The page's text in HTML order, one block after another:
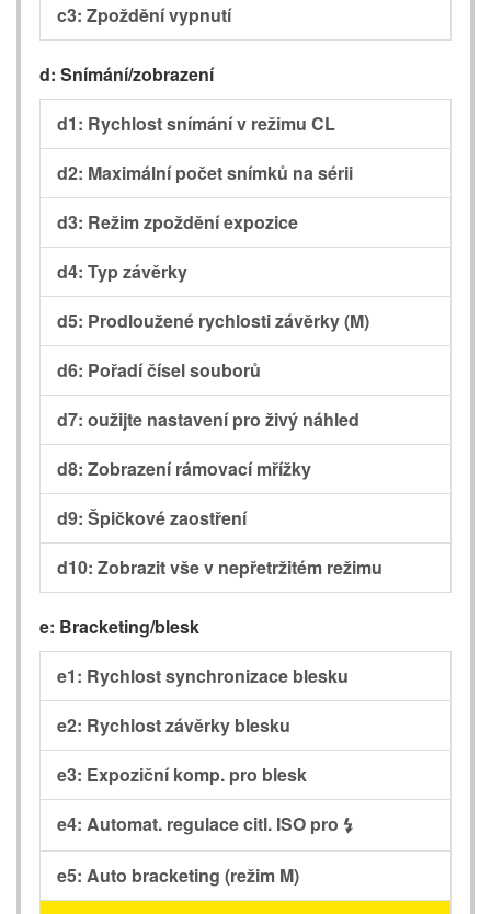
c3: Zpoždění vypnutí
d: Snímání/zobrazení
d1: Rychlost snímání v režimu CL
d2: Maximální počet snímků na sérii
d3: Režim zpoždění expozice
d4: Typ závěrky
d5: Prodloužené rychlosti závěrky (M)
d6: Pořadí čísel souborů
d7: oužijte nastavení pro živý náhled
d8: Zobrazení rámovací mřížky
d9: Špičkové zaostření
d10: Zobrazit vše v nepřetržitém režimu
e: Bracketing/blesk
e1: Rychlost synchronizace blesku
e2: Rychlost závěrky blesku
e3: Expoziční komp. pro blesk
e4: Automat. regulace citl. ISO pro c
e5: Auto bracketing (režim M)